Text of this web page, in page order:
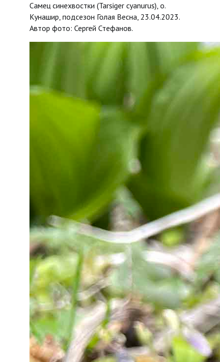
Самец синехвостки (Tarsiger cyanurus), о.
Кунашир, подсезон Голая Весна, 23.04.2023.
Автор фото: Сергей Стефанов.